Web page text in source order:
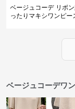
ベージュコーデ リボ
ったりマキシワンピー
ベージュコーデワ